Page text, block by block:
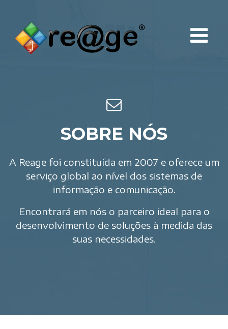
SOBRE NÓS
A Reage foi constituída em 2007 e oferece um
serviço global ao nível dos sistemas de
informação e comunicação.
Encontrará em nós o parceiro ideal para o
desenvolvimento de soluções à medida das
suas necessidades.